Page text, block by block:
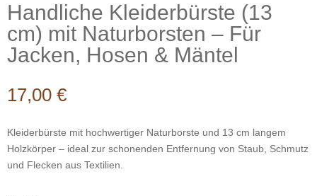
Handliche Kleiderbürste (13
cm) mit Naturborsten – Für
Jacken, Hosen & Mäntel
17,00 €
Kleiderbürste mit hochwertiger Naturborste und 13 cm langem
Holzkörper – ideal zur schonenden Entfernung von Staub, Schmutz
und Flecken aus Textilien.